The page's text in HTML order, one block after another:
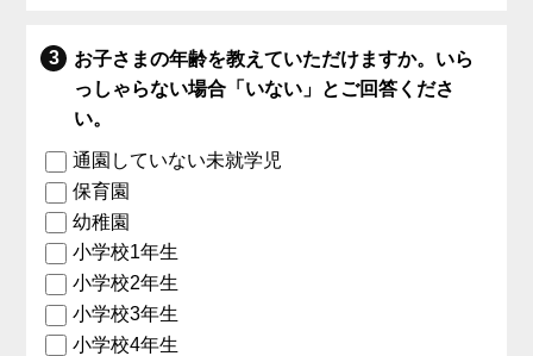
お子さまの年齢を教えていただけますか。いら
っしゃらない場合「いない」とご回答くださ
い。
通園していない未就学児
保育園
幼稚園
小学校1年生
小学校2年生
小学校3年生
小学校4年生